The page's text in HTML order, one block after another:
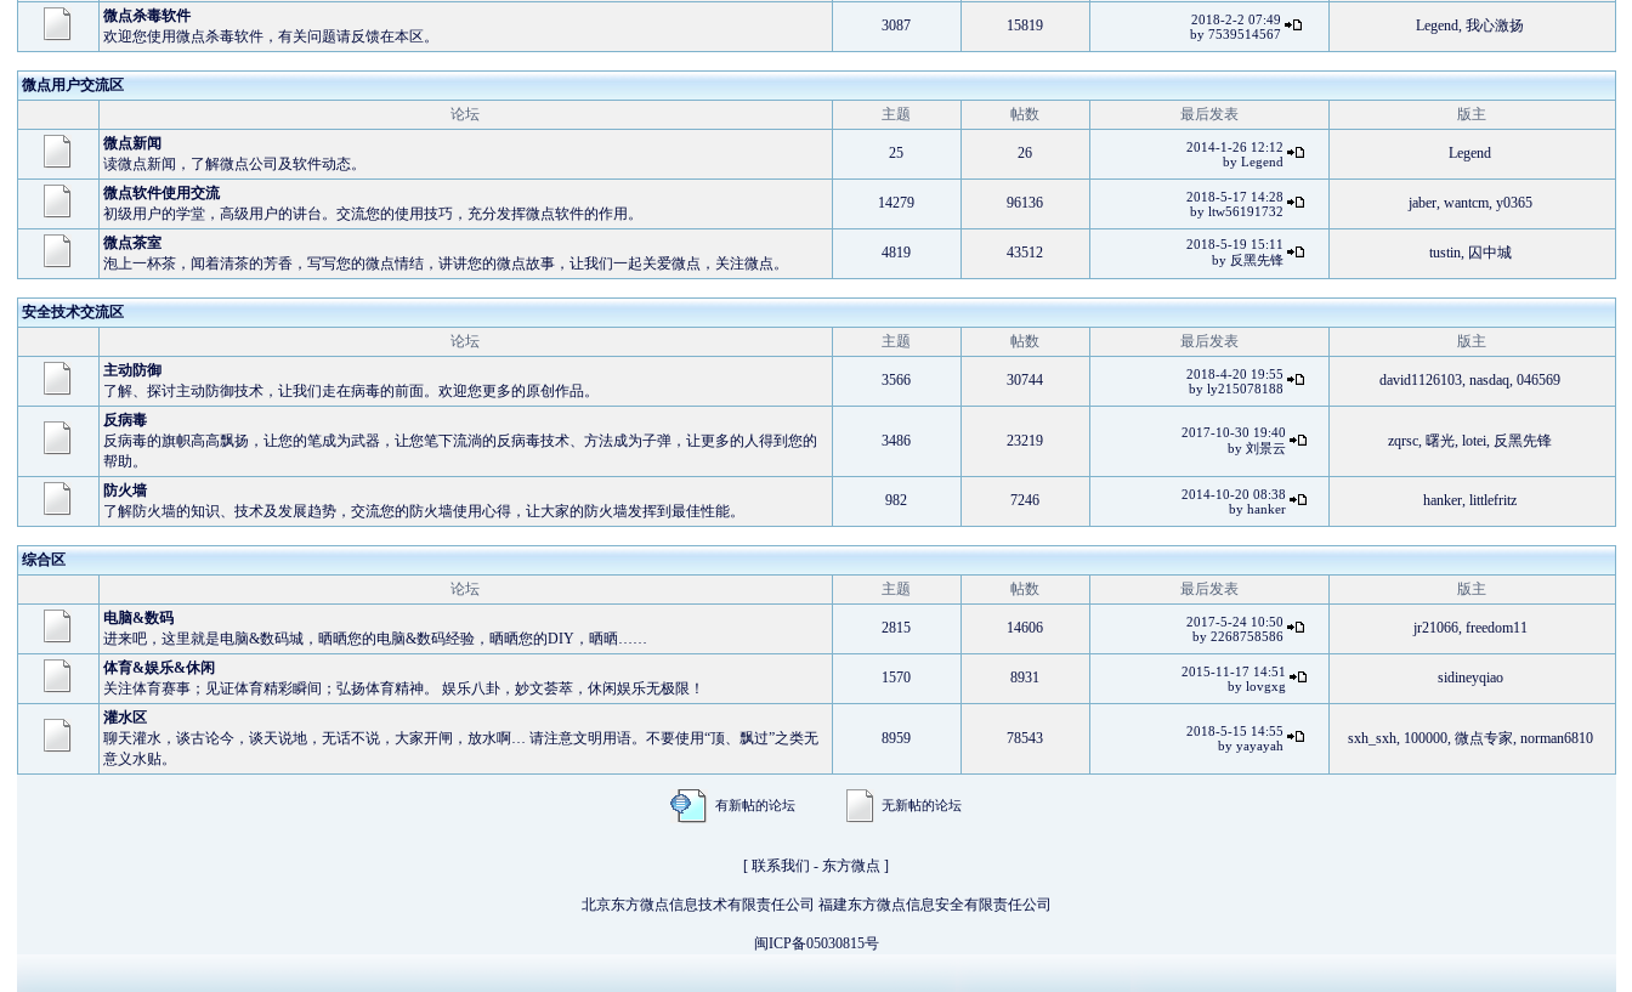
微点杀毒软件
欢迎您使用微点杀毒软件，有关问题请反馈在本区。
3087 15819
2018-2-2 07:49
by 7539514567 Legend, 我心激扬
微点用户交流区
论坛
主题 帖数 最后发表
版主
微点新闻
读微点新闻，了解微点公司及软件动态。
25 26
2014-1-26 12:12
by Legend Legend
微点软件使用交流
初级用户的学堂，高级用户的讲台。交流您的使用技巧，充分发挥微点软件的作用。
14279 96136
2018-5-17 14:28
by ltw56191732 jaber, wantcm, y0365
微点茶室
泡上一杯茶，闻着清茶的芳香，写写您的微点情结，讲讲您的微点故事，让我们一起关爱微点，关注微点。
4819 43512
2018-5-19 15:11
by 反黑先锋 tustin, 囚中城
安全技术交流区
论坛
主题 帖数 最后发表
版主
主动防御
了解、探讨主动防御技术，让我们走在病毒的前面。欢迎您更多的原创作品。
3566 30744
2018-4-20 19:55
by ly215078188 david1126103, nasdaq, 046569
反病毒
反病毒的旗帜高高飘扬，让您的笔成为武器，让您笔下流淌的反病毒技术、方法成为子弹，让更多的人得到您的
帮助。
3486 23219
2017-10-30 19:40
by 刘景云 zqrsc, 曙光, lotei, 反黑先锋
防火墙
了解防火墙的知识、技术及发展趋势，交流您的防火墙使用心得，让大家的防火墙发挥到最佳性能。
982 7246
2014-10-20 08:38
by hanker hanker, littlefritz
综合区
论坛
主题 帖数 最后发表
版主
电脑&数码
进来吧，这里就是电脑&数码城，晒晒您的电脑&数码经验，晒晒您的DIY，晒晒……
2815 14606
2017-5-24 10:50
by 2268758586 jr21066, freedom11
体育&娱乐&休闲
关注体育赛事；见证体育精彩瞬间；弘扬体育精神。 娱乐八卦，妙文荟萃，休闲娱乐无极限！
1570 8931
2015-11-17 14:51
by lovgxg sidineyqiao
灌水区
聊天灌水，谈古论今，谈天说地，无话不说，大家开闸，放水啊… 请注意文明用语。不要使用“顶、飘过”之类无
意义水贴。
8959 78543
2018-5-15 14:55
by yayayah sxh_sxh, 100000, 微点专家, norman6810
有新帖的论坛 无新帖的论坛
[ 联系我们 - 东方微点 ]
北京东方微点信息技术有限责任公司 福建东方微点信息安全有限责任公司
闽ICP备05030815号